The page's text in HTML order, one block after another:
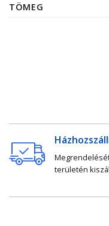
TÖMEG
területén